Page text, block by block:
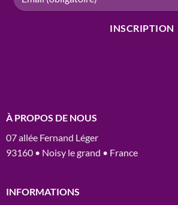
À PROPOS DE NOUS
07 allée Fernand Léger
93160 • Noisy le grand • France
INFORMATIONS